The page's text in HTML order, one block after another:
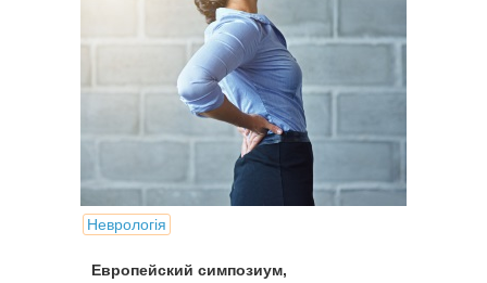
Неврологія
Европейский симпозиум,